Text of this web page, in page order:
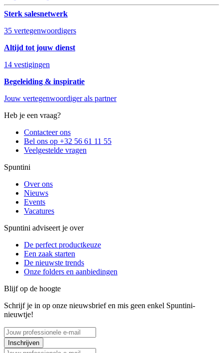
Sterk salesnetwerk
35 vertegenwoordigers
Altijd tot jouw dienst
14 vestigingen
Begeleiding & inspiratie
Jouw vertegenwoordiger als partner
Heb je een vraag?
Contacteer ons
Bel ons op +32 56 61 11 55
Veelgestelde vragen
Spuntini
Over ons
Nieuws
Events
Vacatures
Spuntini adviseert je over
De perfect productkeuze
Een zaak starten
De nieuwste trends
Onze folders en aanbiedingen
Blijf op de hoogte
Schrijf je in op onze nieuwsbrief en mis geen enkel Spuntini-
nieuwtje!
Inschrijven